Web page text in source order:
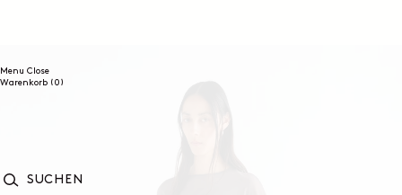
Menu Close
Warenkorb (0)